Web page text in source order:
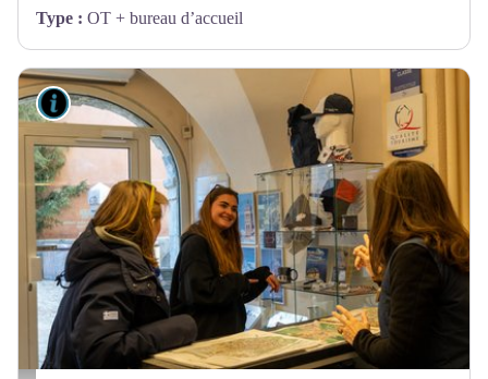
Type : OT + bureau d’accueil
Lieux de renseignement